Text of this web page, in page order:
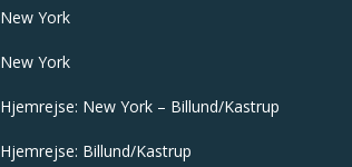
New York
New York
Hjemrejse: New York – Billund/Kastrup
Hjemrejse: Billund/Kastrup